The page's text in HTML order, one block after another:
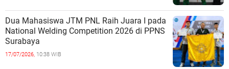
Dua Mahasiswa JTM PNL Raih Juara I pada
National Welding Competition 2026 di PPNS
Surabaya
17/07/2026, 10:38 WIB